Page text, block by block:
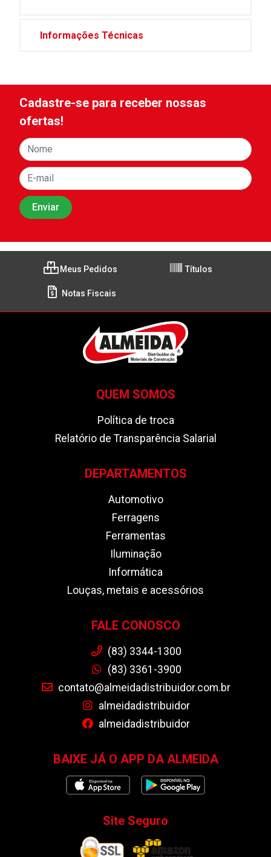
Informações Técnicas
Cadastre-se para receber nossas
ofertas!
Meus Pedidos Títulos
Notas Fiscais
QUEM SOMOS
Política de troca
Relatório de Transparência Salarial
DEPARTAMENTOS
Automotivo
Ferragens
Ferramentas
Iluminação
Informática
Louças, metais e acessórios
FALE CONOSCO
(83) 3344-1300
(83) 3361-3900
contato@almeidadistribuidor.com.br
almeidadistribuidor
almeidadistribuidor
BAIXE JÁ O APP DA ALMEIDA
Site Seguro